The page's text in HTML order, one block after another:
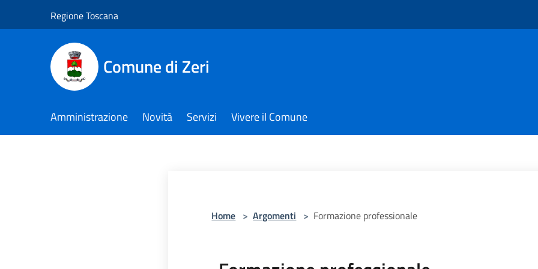
Regione Toscana
Comune di Zeri
Amministrazione Novità Servizi Vivere il Comune
Home > Argomenti > Formazione professionale